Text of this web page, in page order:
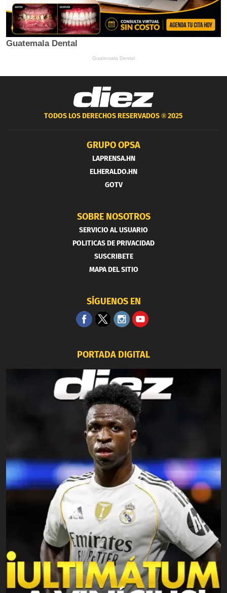
TODOS LOS DERECHOS RESERVADOS ®2025
GRUPO OPSA
LAPRENSA.HN
ELHERALDO.HN
GOTV
SOBRE NOSOTROS
SERVICIO AL USUARIO
POLITICAS DE PRIVACIDAD
SUSCRIBETE
MAPA DEL SITIO
SÍGUENOS EN
PORTADA DIGITAL